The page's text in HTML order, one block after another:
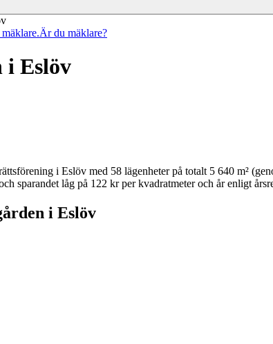
Är du mäklare?
i Eslöv
i Eslöv med 58 lägenheter på totalt 5 640 m²
sparandet låg på 122 kr per kvadratmeter och år enligt
i Eslöv